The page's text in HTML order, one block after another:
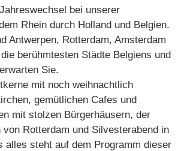
bei unserer
Rhein durch Holland und Belgien.
Antwerpen, Rotterdam, Amsterdam
berühmtesten Städte Belgiens und
Sie.
mit noch weihnachtlich
gemütlichen Cafes und
mit stolzen Bürgerhäusern, der
von Rotterdam und Silvesterabend in
alles steht auf dem Programm dieser